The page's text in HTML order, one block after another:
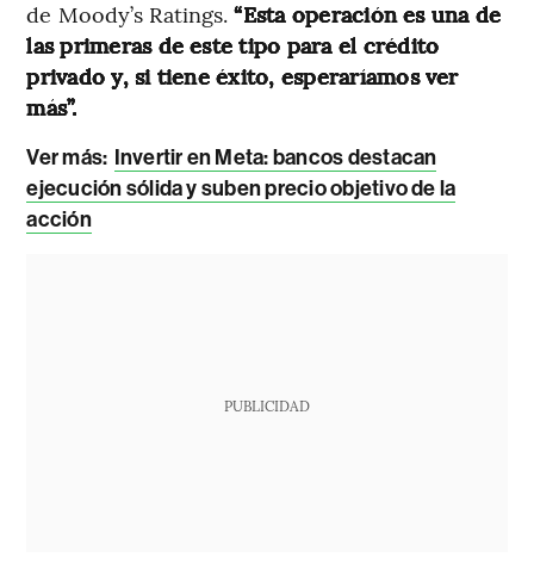
de Moody’s Ratings.“Esta operación es una de
las primeras de este tipo para el crédito
privado y, si tiene éxito, esperaríamos ver
más”.
Ver más: Invertir en Meta: bancos destacan
ejecución sólida y suben precio objetivo de la
acción
PUBLICIDAD